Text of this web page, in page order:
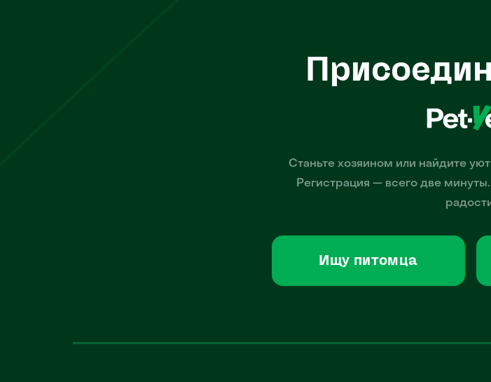
Станьте хозяином или найдите
Регистрация — всего две
Ищу питомца